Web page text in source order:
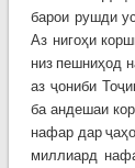
барои рушди
Аз нигоҳи
низ пешниҳод
аз ҷониби
ба андешаи
нафар дар
миллиард